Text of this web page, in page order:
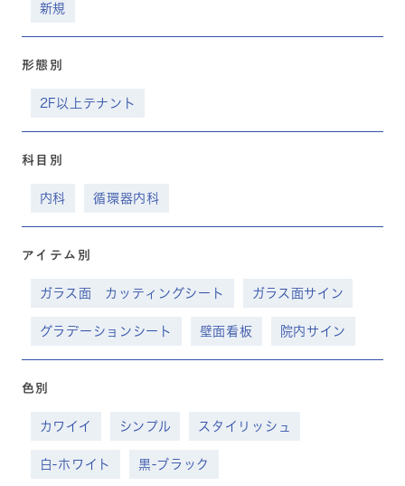
新規
形態別
2F以上テナント
科目別
内科 循環器内科
アイテム別
ガラス面 カッティングシート ガラス面サイン
グラデーションシート 壁面看板 院内サイン
色別
カワイイ シンプル スタイリッシュ
白-ホワイト 黒-ブラック